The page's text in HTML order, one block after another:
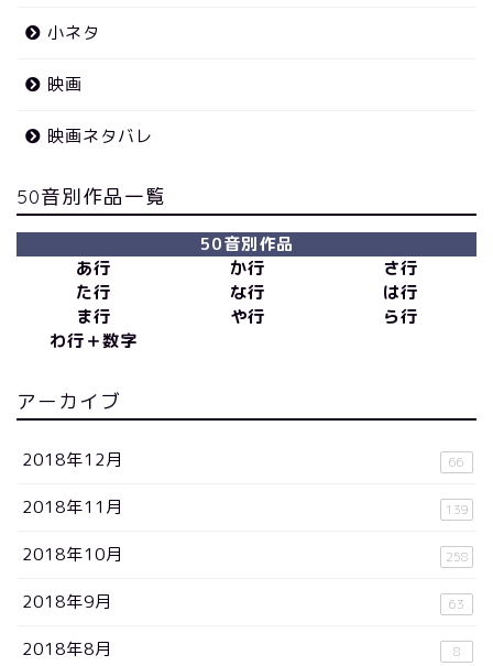
小ネタ
映画
映画ネタバレ
50音別作品一覧
50音別作品
あ行
か行
さ行
た行
な行
は行
ま行
や行
ら行
わ行＋数字
アーカイブ
2018年12月 66
2018年11月 139
2018年10月 258
2018年9月 63
2018年8月 8